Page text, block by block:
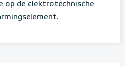
op de elektrotechnische